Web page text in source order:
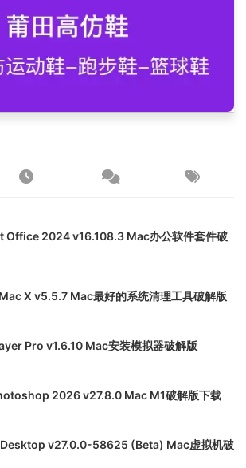
2024 v16.108.3 Mac办公软件套件破
X v5.5.7 Mac最好的系统清理工具破解版
Pro v1.6.10 Mac安装模拟器破解版
2026 v27.8.0 Mac M1破解版下载
v27.0.0-58625 (Beta) Mac虚拟机破